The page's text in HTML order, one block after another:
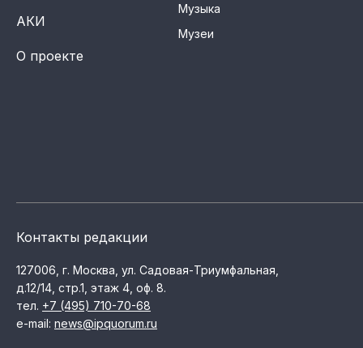
АКИ
О проекте
Музыка
Музеи
Контакты редакции
127006, г. Москва, ул. Садовая-Триумфальная,
д.12/14, стр.1, этаж 4, оф. 8.
тел. +7 (495) 710-70-68
e-mail: news@ipquorum.ru